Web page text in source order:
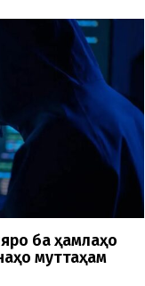
ба ҳамлаҳо
муттаҳам